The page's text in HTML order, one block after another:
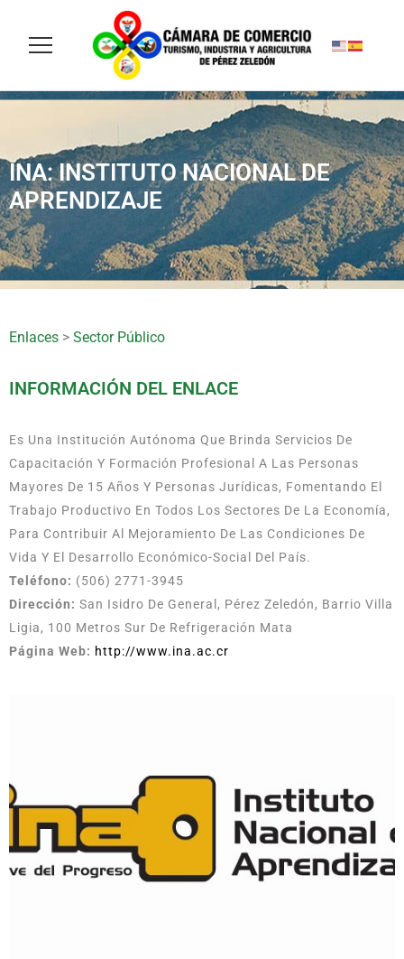
INA: INSTITUTO NACIONAL DE
APRENDIZAJE
Enlaces > Sector Público
INFORMACIÓN DEL ENLACE
Es Una Institución Autónoma Que Brinda Servicios De
Capacitación Y Formación Profesional A Las Personas
Mayores De 15 Años Y Personas Jurídicas, Fomentando El
Trabajo Productivo En Todos Los Sectores De La Economía,
Para Contribuir Al Mejoramiento De Las Condiciones De
Vida Y El Desarrollo Económico-Social Del País.
Teléfono: (506) 2771-3945
Dirección: San Isidro De General, Pérez Zeledón, Barrio Villa
Ligia, 100 Metros Sur De Refrigeración Mata
Página Web: http://www.ina.ac.cr